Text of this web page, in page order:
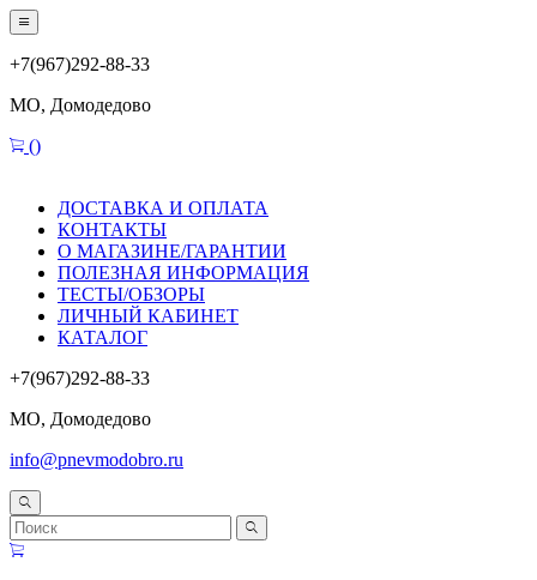
+7(967)292-88-33
МО, Домодедово
()
ДОСТАВКА И ОПЛАТА
КОНТАКТЫ
О МАГАЗИНЕ/ГАРАНТИИ
ПОЛЕЗНАЯ ИНФОРМАЦИЯ
ТЕСТЫ/ОБЗОРЫ
ЛИЧНЫЙ КАБИНЕТ
КАТАЛОГ
+7(967)292-88-33
МО, Домодедово
info@pnevmodobro.ru